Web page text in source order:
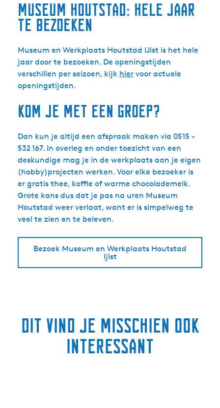
Museum Houtstad: hele jaar
te bezoeken
Museum en Werkplaats Houtstad IJlst is het hele
jaar door te bezoeken. De openingstijden
verschillen per seizoen, kijk hier voor actuele
openingstijden.
Kom je met een groep?
Dan kun je altijd een afspraak maken via 0515 -
532 167. In overleg en onder toezicht van een
deskundige mag je in de werkplaats aan je eigen
(hobby)projecten werken. Voor elke bezoeker is
er gratis thee, koffie of warme chocolademelk.
Grote kans dus dat je pas na uren Museum
Houtstad weer verlaat, want er is simpelweg te
veel te zien en te beleven.
Bezoek Museum en Werkplaats Houtstad
Ijlst
Dit vind je misschien ook
interessant